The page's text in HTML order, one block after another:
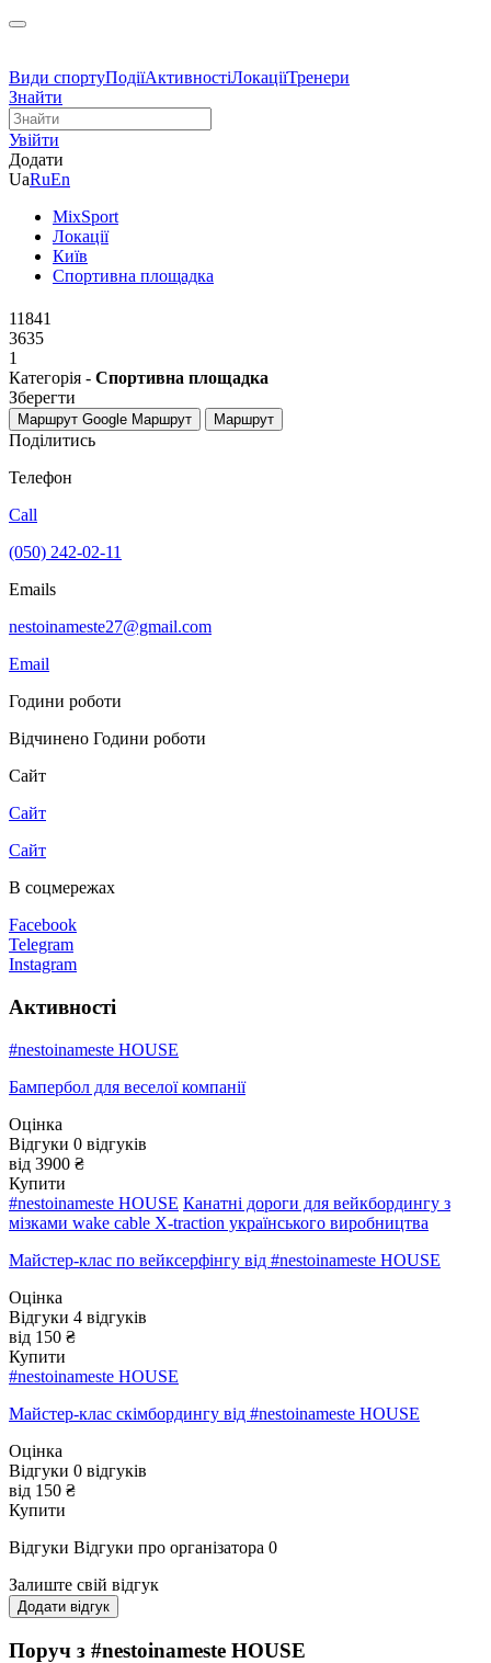
Види спортуПодіїАктивностіЛокаціїТренери
Знайти
Увійти
Додати
UaRuEn
MixSport
Локації
Київ
Спортивна площадка
11841
3635
1
Категорія - Спортивна площадка
Зберегти
Маршрут Google Маршрут Маршрут
Поділитись
Телефон
Call
(050) 242-02-11
Emails
nestoinameste27@gmail.com
Email
Години роботи
Відчинено Години роботи
Сайт
Сайт
Сайт
В соцмережах
Facebook
Telegram
Instagram
Активності
#nestoinameste HOUSE
Бампербол для веселої компанії
Оцінка
Відгуки 0 відгуків
від 3900 ₴
Купити
#nestoinameste HOUSE Канатні дороги для вейкбордингу з
мізками wake cable X-traction українського виробництва
Майстер-клас по вейксерфінгу від #nestoinameste HOUSE
Оцінка
Відгуки 4 відгуків
від 150 ₴
Купити
#nestoinameste HOUSE
Майстер-клас скімбордингу від #nestoinameste HOUSE
Оцінка
Відгуки 0 відгуків
від 150 ₴
Купити
Відгуки Відгуки про організатора 0
Залиште свій відгук
Додати відгук
Поруч з #nestoinameste HOUSE